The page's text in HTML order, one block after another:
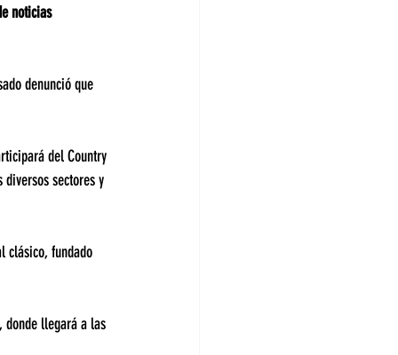
noticias
denunció que
del Country
sectores y
clásico, fundado
, donde llegará a las